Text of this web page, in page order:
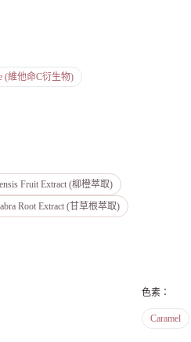
(維他命C衍生物)
Fruit Extract (柳橙萃取)
Root Extract (甘草根萃取)
色素 ：
Caramel